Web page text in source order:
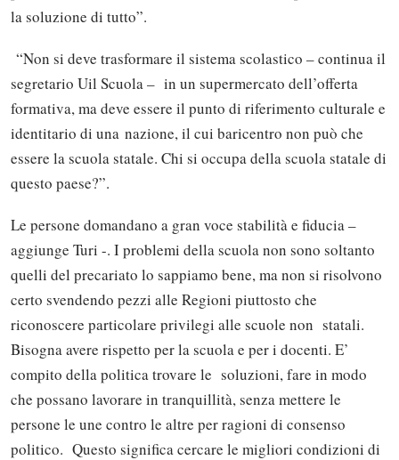
la soluzione di tutto”.
“Non si deve trasformare il sistema scolastico – continua il
segretario Uil Scuola – in un supermercato dell’offerta
formativa, ma deve essere il punto di riferimento culturale e
identitario di una nazione, il cui baricentro non può che
essere la scuola statale. Chi si occupa della scuola statale di
questo paese?”.
Le persone domandano a gran voce stabilità e fiducia –
aggiunge Turi -. I problemi della scuola non sono soltanto
quelli del precariato lo sappiamo bene, ma non si risolvono
certo svendendo pezzi alle Regioni piuttosto che
riconoscere particolare privilegi alle scuole non statali.
Bisogna avere rispetto per la scuola e per i docenti. E’
compito della politica trovare le soluzioni, fare in modo
che possano lavorare in tranquillità, senza mettere le
persone le une contro le altre per ragioni di consenso
politico. Questo significa cercare le migliori condizioni di